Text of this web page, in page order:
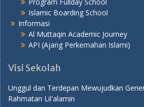
Islamic Boarding School
Informasi
Al Muttaqin Academic Journey
API (Ajang Perkemahan Islami)
Visi Sekolah
Unggul dan Terdepan Mewujudkan
Rahmatan Lil'alamin